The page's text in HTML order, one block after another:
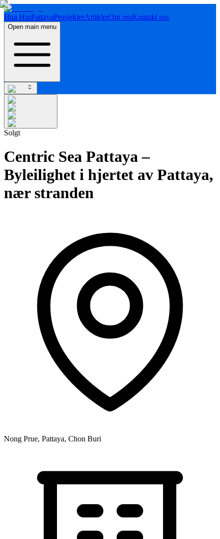
Hua HinPattayaProsjekterArtiklerOm ossKontakt oss
Open main menu
Solgt
Centric Sea Pattaya –
Byleilighet i hjertet av Pattaya,
nær stranden
Nong Prue, Pattaya, Chon Buri